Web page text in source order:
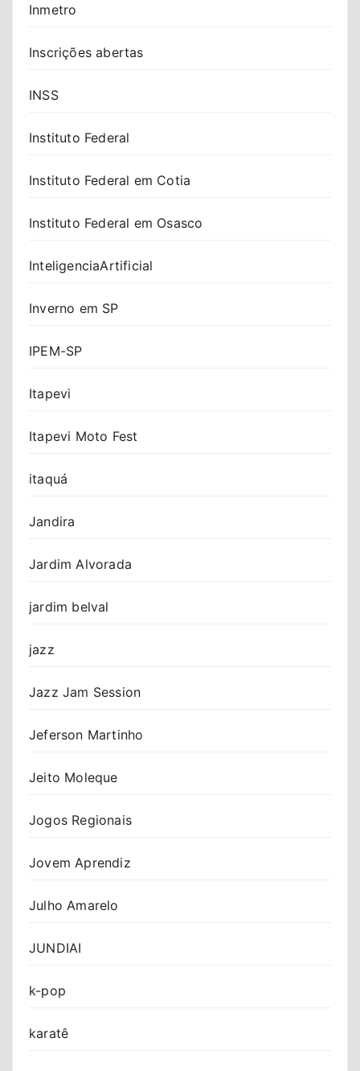
Inmetro
Inscrições abertas
INSS
Instituto Federal
Instituto Federal em Cotia
Instituto Federal em Osasco
InteligenciaArtificial
Inverno em SP
IPEM-SP
Itapevi
Itapevi Moto Fest
itaquá
Jandira
Jardim Alvorada
jardim belval
jazz
Jazz Jam Session
Jeferson Martinho
Jeito Moleque
Jogos Regionais
Jovem Aprendiz
Julho Amarelo
JUNDIAI
k-pop
karatê